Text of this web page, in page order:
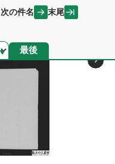
次の件名 末尾
最後